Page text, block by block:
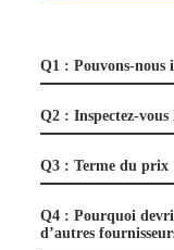
Q1 : Pouvons-nous
Q2 : Inspectez-
Q3 : Terme du prix
Q4 : Pourquoi
d’autres